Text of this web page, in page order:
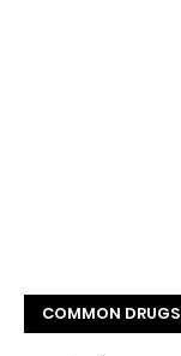
COMMON DRUGS